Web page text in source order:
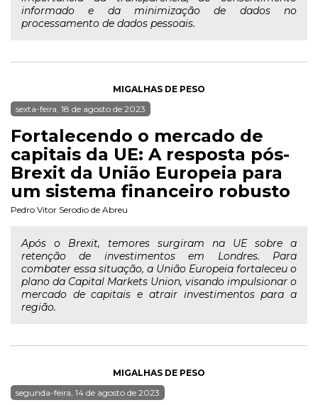
informado e da minimização de dados no
processamento de dados pessoais.
MIGALHAS DE PESO
sexta-feira, 18 de agosto de 2023
Fortalecendo o mercado de
capitais da UE: A resposta pós-
Brexit da União Europeia para
um sistema financeiro robusto
Pedro Vitor Serodio de Abreu
Após o Brexit, temores surgiram na UE sobre a
retenção de investimentos em Londres. Para
combater essa situação, a União Europeia fortaleceu o
plano da Capital Markets Union, visando impulsionar o
mercado de capitais e atrair investimentos para a
região.
MIGALHAS DE PESO
segunda-feira, 14 de agosto de 2023